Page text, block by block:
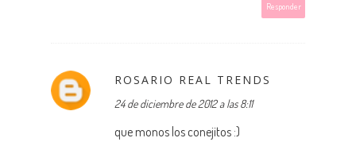
Responder
ROSARIO REAL TRENDS
24 de diciembre de 2012 a las 8:11
que monos los conejitos :)